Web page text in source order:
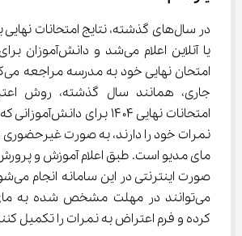
در سال‌های گذشته، نتایج امتحانات
یا آنلاین اعلام می‌شد
جاری، همانند سال گذشته، روش
امتحانات نهایی
نمرات خود را دارند، به صورت غیرحضوری
مای مدیو است. طبق اعلام آموزش و
می‌توانند در مهلت مشخص شده به
کرده و فرم اعتراض به نمرات را تکمیل